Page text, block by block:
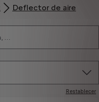
Deflector de aire
Restablecer